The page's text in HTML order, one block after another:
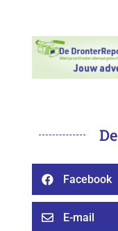
 Facebook
 E-mail